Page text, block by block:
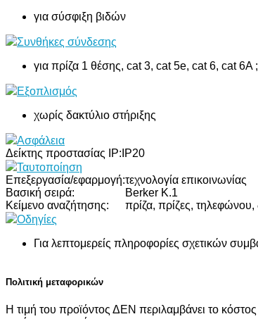
για σύσφιξη βιδών
Συνθήκες σύνδεσης
για πρίζα 1 θέσης, cat 3, cat 5e, cat 6, cat 6A ;
Εξοπλισμός
χωρίς δακτύλιο στήριξης
Ασφάλεια
Δείκτης προστασίας IP: IP20
Ταυτοποίηση
Επεξεργασία/εφαρμογή:τεχνολογία επικοινωνίας
Βασική σειρά:
Berker K.1
Κείμενο αναζήτησης:
πρίζα, πρίζες,
Οδηγίες
Για λεπτομερείς πληροφορίες σχετικών
Πολιτική μεταφορικών
Η τιμή του προϊόντος ΔΕΝ περιλαμβάνει το